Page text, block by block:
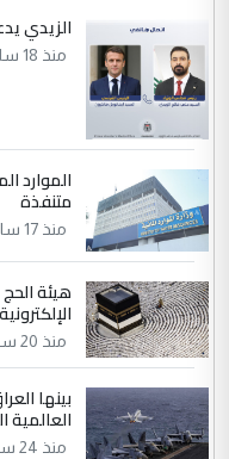
الزيدي
منذ 18 ساعة
متنفذة
منذ 17 ساعة
هيئة
الإلكترونية
منذ 20 ساعة
بينها
العالمية
منذ 24 ساعة